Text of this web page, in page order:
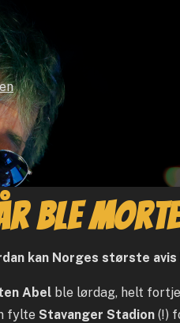
ble
kan Norges største
Abel ble lørdag, helt
fylte Stavanger Stadion (!)